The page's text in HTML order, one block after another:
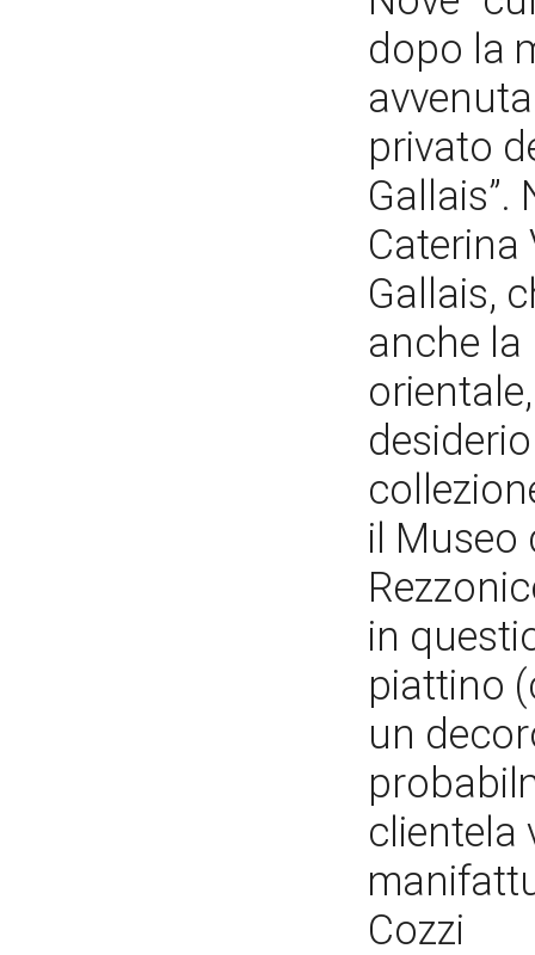
dopo la
privato
Caterina
Gallais,
anche
il Museo
in
piattino
un
clientela
Cozzi